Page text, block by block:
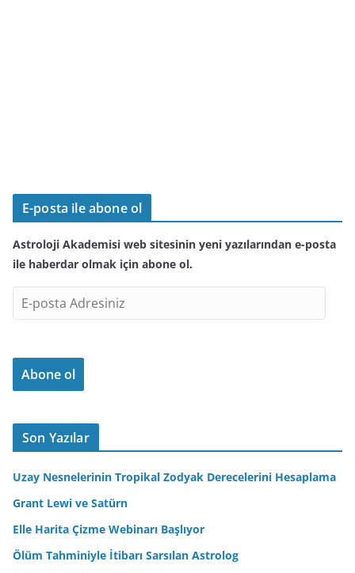
E-posta ile abone ol
Astroloji Akademisi web sitesinin yeni yazılarından e-posta
ile haberdar olmak için abone ol.
-
o
t
d
r
i
n
Abone ol
Son Yazılar
Uzay Nesnelerinin Tropikal Zodyak Derecelerini Hesaplama
Grant Lewi ve Satürn
Elle Harita Çizme Webinarı Başlıyor
Ölüm Tahminiyle İtibarı Sarsılan Astrolog